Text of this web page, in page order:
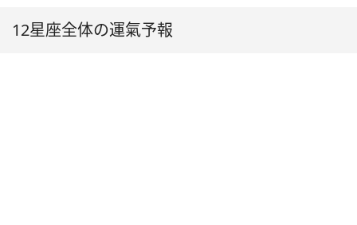
12星座全体の運氣予報